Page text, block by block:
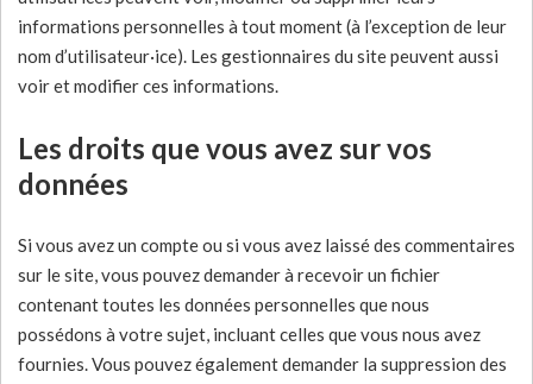
informations personnelles à tout moment (à l’exception de leur
nom d’utilisateur·ice). Les gestionnaires du site peuvent aussi
voir et modifier ces informations.
Les droits que vous avez sur vos
données
Si vous avez un compte ou si vous avez laissé des commentaires
sur le site, vous pouvez demander à recevoir un fichier
contenant toutes les données personnelles que nous
possédons à votre sujet, incluant celles que vous nous avez
fournies. Vous pouvez également demander la suppression des